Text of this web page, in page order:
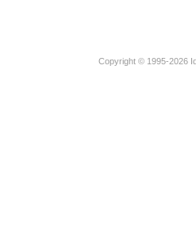
Copyright © 1995-2026